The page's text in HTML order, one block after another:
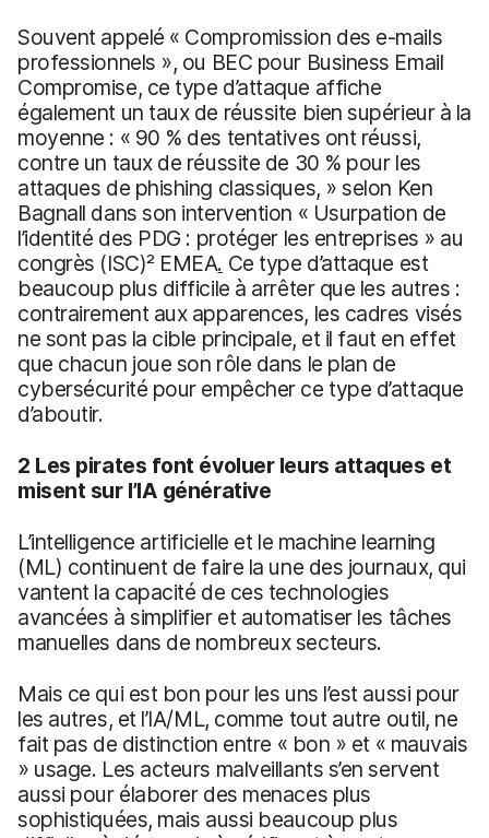
Souvent appelé « Compromission des e-mails
professionnels », ou BEC pour Business Email
Compromise, ce type d’attaque affiche
également un taux de réussite bien supérieur à la
moyenne : « 90 % des tentatives ont réussi,
contre un taux de réussite de 30 % pour les
attaques de phishing classiques, » selon Ken
Bagnall dans son intervention « Usurpation de
l’identité des PDG : protéger les entreprises » au
congrès (ISC)² EMEA. Ce type d’attaque est
beaucoup plus difficile à arrêter que les autres :
contrairement aux apparences, les cadres visés
ne sont pas la cible principale, et il faut en effet
que chacun joue son rôle dans le plan de
cybersécurité pour empêcher ce type d’attaque
d’aboutir.
2 Les pirates font évoluer leurs attaques et
misent sur l’IA générative
L’intelligence artificielle et le machine learning
(ML) continuent de faire la une des journaux, qui
vantent la capacité de ces technologies
avancées à simplifier et automatiser les tâches
manuelles dans de nombreux secteurs.
Mais ce qui est bon pour les uns l’est aussi pour
les autres, et l’IA/ML, comme tout autre outil, ne
fait pas de distinction entre « bon » et « mauvais
» usage. Les acteurs malveillants s’en servent
aussi pour élaborer des menaces plus
sophistiquées, mais aussi beaucoup plus